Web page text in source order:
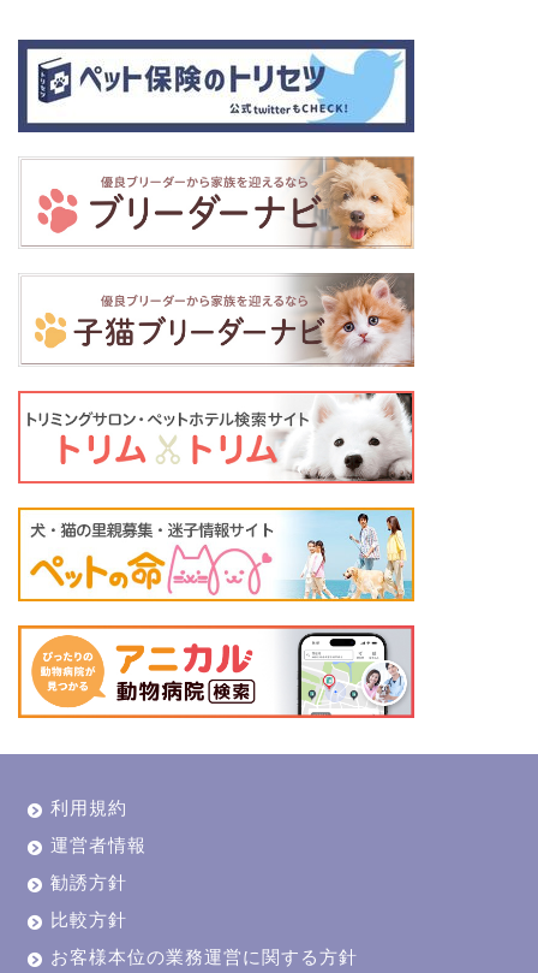
利用規約
運営者情報
勧誘方針
比較方針
お客様本位の業務運営に関する方針